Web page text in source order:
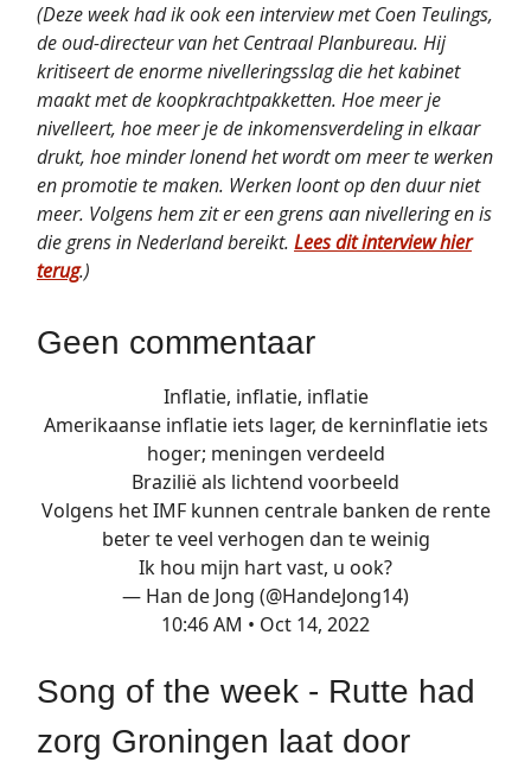
(Deze week had ik ook een interview met Coen Teulings,
de oud-directeur van het Centraal Planbureau. Hij
kritiseert de enorme nivelleringsslag die het kabinet
maakt met de koopkrachtpakketten. Hoe meer je
nivelleert, hoe meer je de inkomensverdeling in elkaar
drukt, hoe minder lonend het wordt om meer te werken
en promotie te maken. Werken loont op den duur niet
meer. Volgens hem zit er een grens aan nivellering en is
die grens in Nederland bereikt. Lees dit interview hier
terug.)
Geen commentaar
Inflatie, inflatie, inflatie
Amerikaanse inflatie iets lager, de kerninflatie iets
hoger; meningen verdeeld
Brazilië als lichtend voorbeeld
Volgens het IMF kunnen centrale banken de rente
beter te veel verhogen dan te weinig
Ik hou mijn hart vast, u ook?
— Han de Jong (@HandeJong14)
10:46 AM • Oct 14, 2022
Song of the week - Rutte had
zorg Groningen laat door